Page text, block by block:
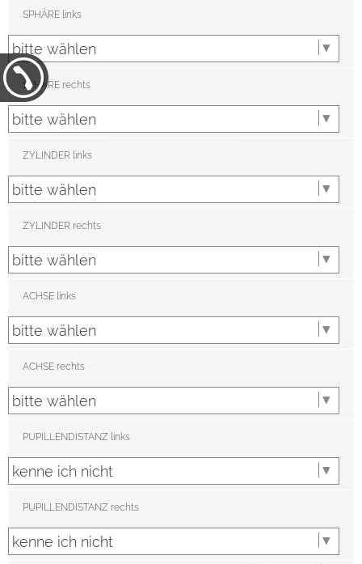
SPHÄRE links
SPHÄRE rechts
ZYLINDER links
ZYLINDER rechts
ACHSE links
ACHSE rechts
PUPILLENDISTANZ links
PUPILLENDISTANZ rechts